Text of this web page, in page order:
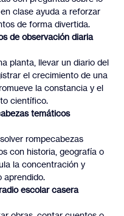
clase ayuda a reforzar
de forma divertida.
de observación diaria
el crecimiento de una
la constancia y el
científico.
temáticos
con historia, geografía o
la concentración y
aprendido.
escolar casera